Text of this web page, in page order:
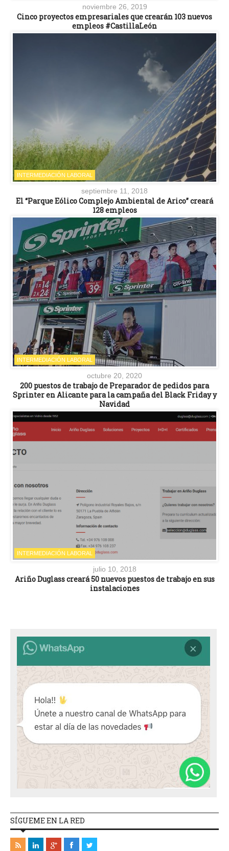
noviembre 26, 2019
Cinco proyectos empresariales que crearán 103 nuevos
empleos #CastillaLeón
INTERMEDIACIÓN LABORAL
septiembre 11, 2018
El “Parque Eólico Complejo Ambiental de Arico” creará
128 empleos
INTERMEDIACIÓN LABORAL
octubre 20, 2020
200 puestos de trabajo de Preparador de pedidos para
Sprinter en Alicante para la campaña del Black Friday y
Navidad
INTERMEDIACIÓN LABORAL
julio 10, 2018
Ariño Duglass creará 50 nuevos puestos de trabajo en sus
instalaciones
SÍGUEME EN LA RED